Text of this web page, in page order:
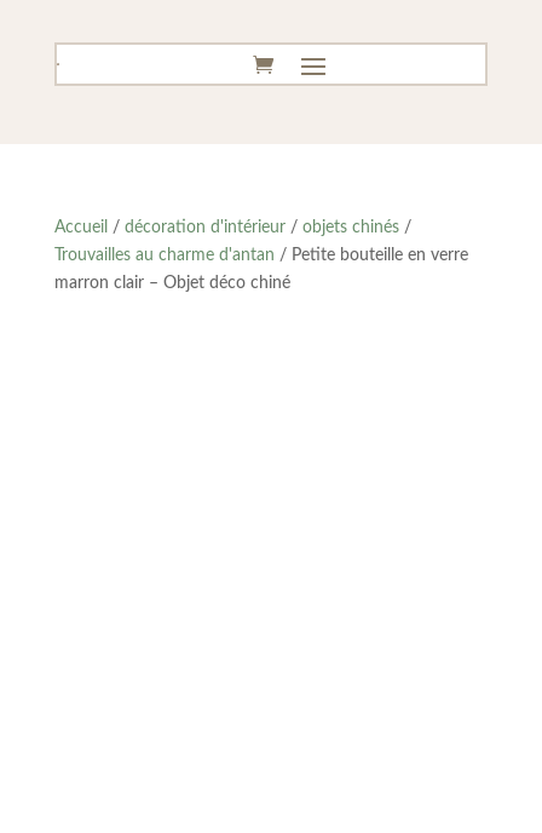
Accueil / décoration d'intérieur/ objets chinés/
Trouvailles au charme d'antan / Petite bouteille en verre
marron clair – Objet déco chiné